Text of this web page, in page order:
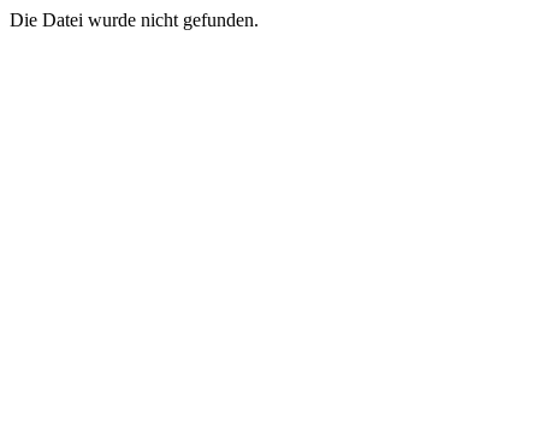
Die Datei wurde nicht gefunden.